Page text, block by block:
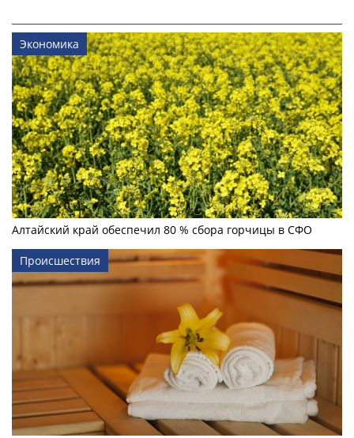
Экономика
Алтайский край обеспечил 80 % сбора горчицы в СФО
Происшествия